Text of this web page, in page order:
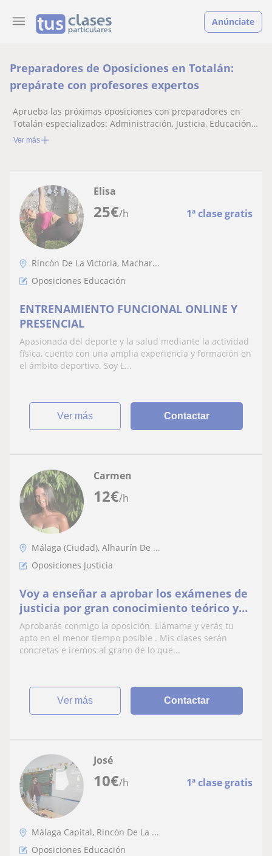
Anúnciate
Preparadores de Oposiciones en Totalán:
prepárate con profesores expertos
Aprueba las próximas oposiciones con preparadores en
Totalán especializados: Administración, Justicia, Educación,
Sanidad, Policia...
Ver más
25€/h 1ª clase gratis
Elisa
Rincón De La Victoria, Machar...
Oposiciones Educación
ENTRENAMIENTO FUNCIONAL ONLINE Y
PRESENCIAL
Apasionada del deporte y la salud mediante la actividad
física, cuento con una amplia experiencia y formación en
el ámbito deportivo. Soy L...
ver más Contactar
12€/h
Carmen
Málaga (Ciudad), Alhaurín De ...
Oposiciones Justicia
Voy a enseñar a aprobar los exámenes de
justicia por gran conocimiento teórico y
práctico de las leyes y derecho sustantivo.
Aprueba tus exámenes de la universidad
conmigo y sin agobios. Prueba sin
Aprobarás conmigo la oposición. Llámame y verás tu
apto en el menor tiempo posible . Mis clases serán
concretas e iremos al grano de lo que...
ver más Contactar
10€/h 1ª clase gratis
José
Málaga Capital, Rincón De La ...
Oposiciones Educación